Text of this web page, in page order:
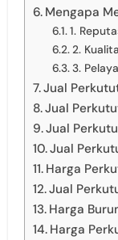
Mengapa
1.
2.
3.
Jual
Jual
Jual
Jual
Harga
Jual
Harga
Harga